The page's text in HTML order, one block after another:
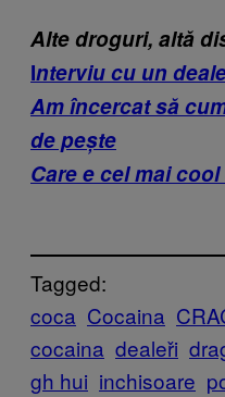
Alte droguri, altă
Interviu cu un
Am încercat să
de pește
Care e cel mai
Tagged:
coca Cocaina
cocaina dealeři
gh hui inchisoare